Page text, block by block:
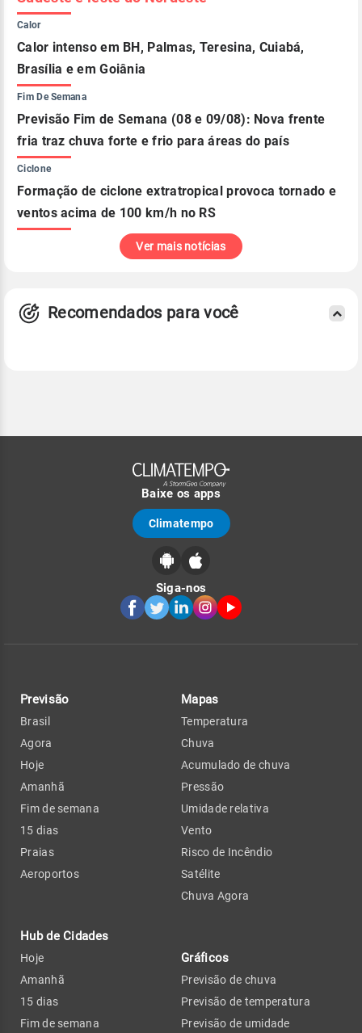
Calor
Calor intenso em BH, Palmas, Teresina, Cuiabá,
Brasília e em Goiânia
Fim De Semana
Previsão Fim de Semana (08 e 09/08): Nova frente
fria traz chuva forte e frio para áreas do país
Ciclone
Formação de ciclone extratropical provoca tornado e
ventos acima de 100 km/h no RS
Ver mais notícias
Recomendados para você
Baixe os apps
Climatempo
Siga-nos
Previsão
Brasil
Agora
Hoje
Amanhã
Fim de semana
15 dias
Praias
Aeroportos
Hub de Cidades
Hoje
Amanhã
15 dias
Fim de semana
Mapas
Temperatura
Chuva
Acumulado de chuva
Pressão
Umidade relativa
Vento
Risco de Incêndio
Satélite
Chuva Agora
Gráficos
Previsão de chuva
Previsão de temperatura
Previsão de umidade